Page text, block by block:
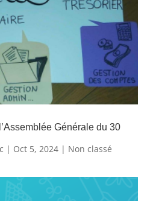
Générale du 30
| Oct 5, 2024| Non classé